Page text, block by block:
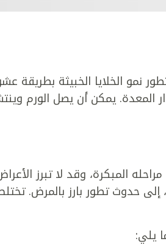
نمو الخلايا الخبيثة بطريقة
المعدة. يمكن أن يصل الورم
المبكرة، وقد لا تبرز
إلى حدوث تطور بارز بالمرض.
يلي: